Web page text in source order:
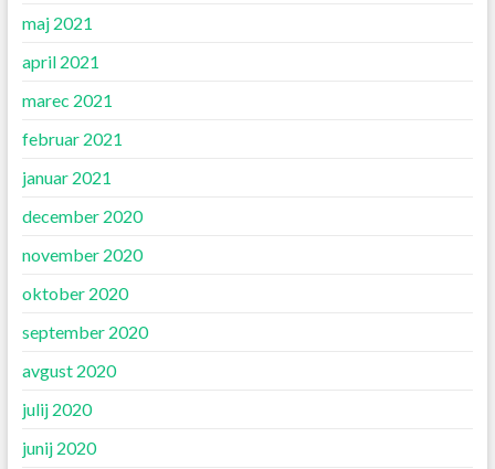
maj 2021
april 2021
marec 2021
februar 2021
januar 2021
december 2020
november 2020
oktober 2020
september 2020
avgust 2020
julij 2020
junij 2020